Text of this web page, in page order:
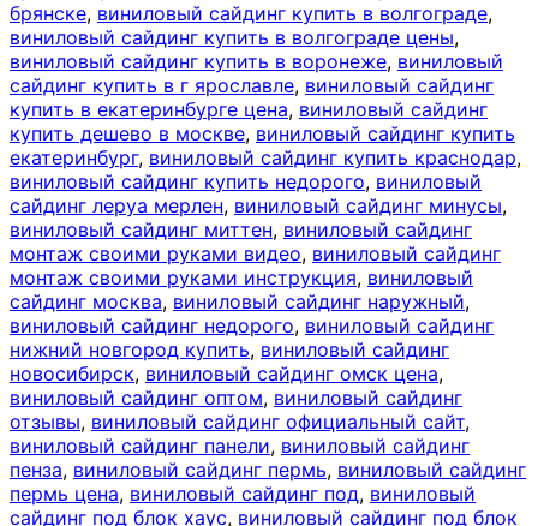
брянске, виниловый сайдинг купить в волгограде,
виниловый сайдинг купить в волгограде цены,
виниловый сайдинг купить в воронеже, виниловый
сайдинг купить в г ярославле, виниловый сайдинг
купить в екатеринбурге цена, виниловый сайдинг
купить дешево в москве, виниловый сайдинг купить
екатеринбург, виниловый сайдинг купить краснодар,
виниловый сайдинг купить недорого, виниловый
сайдинг леруа мерлен, виниловый сайдинг минусы,
виниловый сайдинг миттен, виниловый сайдинг
монтаж своими руками видео, виниловый сайдинг
монтаж своими руками инструкция, виниловый
сайдинг москва, виниловый сайдинг наружный,
виниловый сайдинг недорого, виниловый сайдинг
нижний новгород купить, виниловый сайдинг
новосибирск, виниловый сайдинг омск цена,
виниловый сайдинг оптом, виниловый сайдинг
отзывы, виниловый сайдинг официальный сайт,
виниловый сайдинг панели, виниловый сайдинг
пенза, виниловый сайдинг пермь, виниловый сайдинг
пермь цена, виниловый сайдинг под, виниловый
сайдинг под блок хаус, виниловый сайдинг под блок